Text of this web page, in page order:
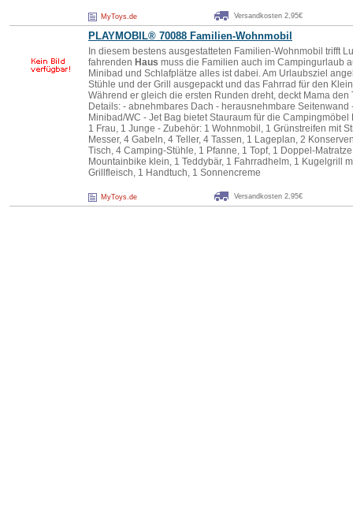
MyToys.de Versandkosten 2,95€
PLAYMOBIL® 70088 Familien-Wohnmobil
In diesem bestens ausgestatteten Familien-Wohnmobil trifft
fahrenden Haus muss die Familien auch im Campingurlaub
Minibad und Schlafplätze alles ist dabei. Am Urlaubsziel
Stühle und der Grill ausgepackt und das Fahrrad für den
Während er gleich die ersten Runden dreht, deckt Mama
Details: - abnehmbares Dach - herausnehmbare Seitenwand
Minibad/WC - Jet Bag bietet Stauraum für die
1 Frau, 1 Junge - Zubehör: 1 Wohnmobil, 1 Grünstreifen mit
Messer, 4 Gabeln, 4 Teller, 4 Tassen, 1 Lageplan, 2
Tisch, 4 Camping-Stühle, 1 Pfanne, 1 Topf, 1 Doppel-
Mountainbike klein, 1 Teddybär, 1 Fahrradhelm, 1 Kugelgrill
Grillfleisch, 1 Handtuch, 1 Sonnencreme
MyToys.de Versandkosten 2,95€